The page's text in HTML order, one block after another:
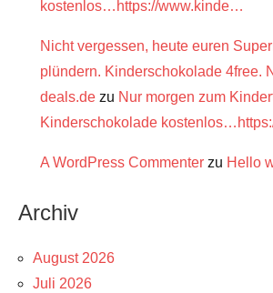
kostenlos…https://www.kinde…
Nicht vergessen, heute euren
plündern. Kinderschokolade 4free.
deals.de zu Nur morgen zum
Kinderschokolade
A WordPress Commenter zu Hello
Archiv
August 2026
Juli 2026